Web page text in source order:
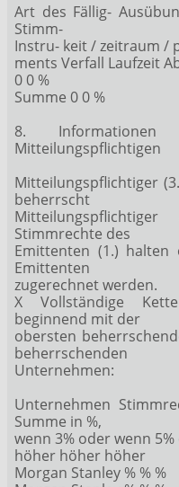
Art des Fällig-
Stimm-
Instru- keit / zeitraum /
ments Verfall Laufzeit
0 0 %
Summe 0 0 %
8.
Mitteilungspflichtigen
Mitteilungspflichtiger
beherrscht
Stimmrechte des
Emittenten (1.)
Emittenten
zugerechnet werden.
X Vollständige
beginnend mit der
obersten
beherrschenden
Unternehmen:
Unternehmen
Summe in %,
wenn 3% oder wenn
höher höher höher
Morgan Stanley % % %